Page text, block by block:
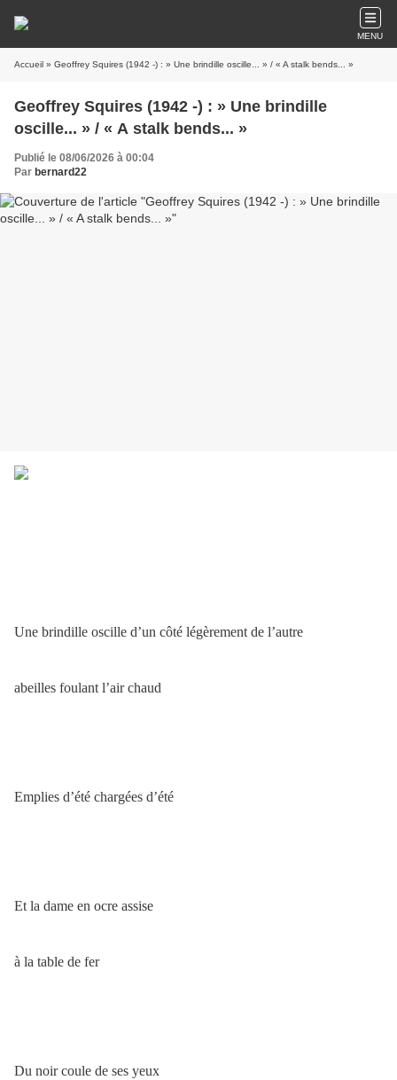
MENU
Accueil » Geoffrey Squires (1942 -) : » Une brindille oscille... » / « A stalk bends... »
Geoffrey Squires (1942 -) : » Une brindille
oscille... » / « A stalk bends... »
Publié le 08/06/2026 à 00:04
Par bernard22
Une brindille oscille d’un côté légèrement de l’autre
abeilles foulant l’air chaud
Emplies d’été chargées d’été
Et la dame en ocre assise
à la table de fer
Du noir coule de ses yeux